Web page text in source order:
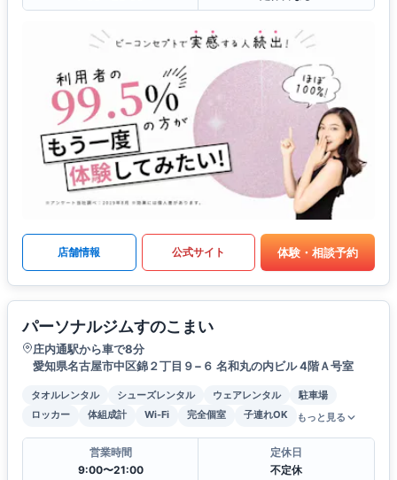
店舗情報 公式サイト 体験・相談予約
パーソナルジムすのこまい
庄内通駅から車で8分
愛知県名古屋市中区錦２丁目９−６ 名和丸の内ビル 4階Ａ号室
タオルレンタル シューズレンタル ウェアレンタル
駐車場
ロッカー
体組成計 Wi-Fi 完全個室 子連れOK もっと見る
営業時間
9:00〜21:00
定休日
不定休